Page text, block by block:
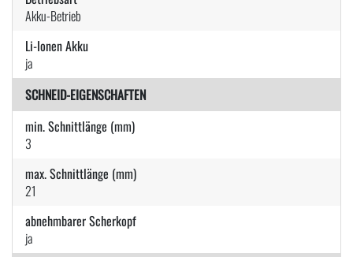
Akku-Betrieb
Li-Ionen Akku
ja
SCHNEID-EIGENSCHAFTEN
min. Schnittlänge (mm)
3
max. Schnittlänge (mm)
21
abnehmbarer Scherkopf
ja